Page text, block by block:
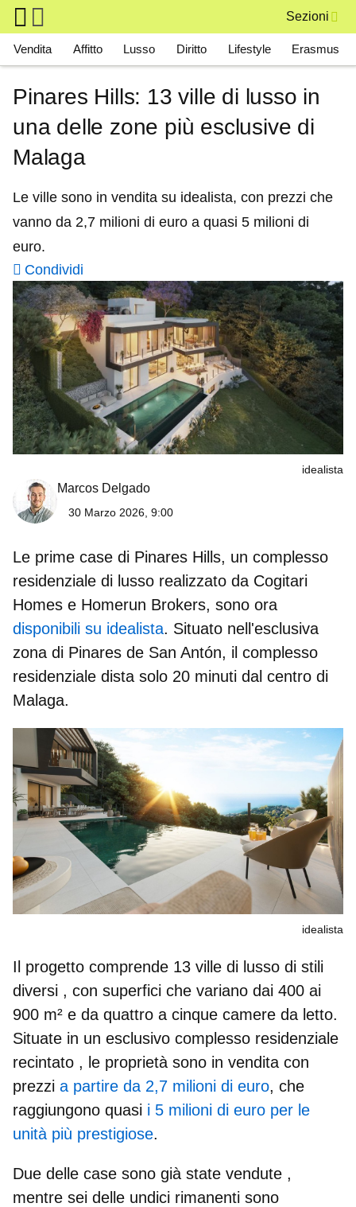
Skip to main content
Sezioni
Main navigation
Vendita Affitto Lusso Diritto Lifestyle Erasmus
Pinares Hills: 13 ville di lusso in
una delle zone più esclusive di
Malaga
Le ville sono in vendita su idealista, con prezzi che
vanno da 2,7 milioni di euro a quasi 5 milioni di
euro.
Condividi
idealista
Marcos Delgado
30 Marzo 2026, 9:00
Le prime case di Pinares Hills, un complesso
residenziale di lusso realizzato da Cogitari
Homes e Homerun Brokers, sono ora
disponibili su idealista. Situato nell'esclusiva
zona di Pinares de San Antón, il complesso
residenziale dista solo 20 minuti dal centro di
Malaga.
idealista
Il progetto comprende 13 ville di lusso di stili
diversi , con superfici che variano dai 400 ai
900 m² e da quattro a cinque camere da letto.
Situate in un esclusivo complesso residenziale
recintato , le proprietà sono in vendita con
prezzi a partire da 2,7 milioni di euro, che
raggiungono quasi i 5 milioni di euro per le
unità più prestigiose.
Due delle case sono già state vendute ,
mentre sei delle undici rimanenti sono